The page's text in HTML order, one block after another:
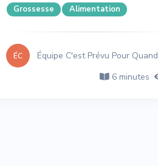
Grossesse Alimentation
ÉC
Équipe C'est Prévu Pour Quand
6 minutes